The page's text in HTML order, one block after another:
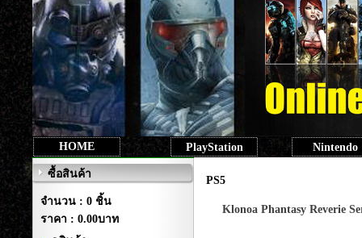
HOME PlayStation Nintendo
ซื้อสินค้า
จำนวน : 0 ชิ้น
ราคา : 0.00บาท
PS5
Klonoa Phantasy Reverie